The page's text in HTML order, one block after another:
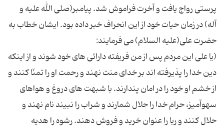
پرستی رواج یافت و آخرت فراموش شد. پیامبر(صلی الله علیه و
آله) در زمان حیات خود از این انحراف خبر داده بود. ایشان خطاب به
(یا علی این مردم پس از من فریفته دارائی های خود شوند و از اینکه
دین خدا را پذیرفته اند بر خدای منت نهند و رحمت او را تمنّا کنند و
از خشم او خود را در امان پندارند. با شبهت های دروغ و هواهای
سهوآمیز، حرام خدا را حلال شمارند و شراب را نبیند نام نهند و
حلال کنند و ربا را عنوان خرید و فروش دهند. رشوه را هدیه